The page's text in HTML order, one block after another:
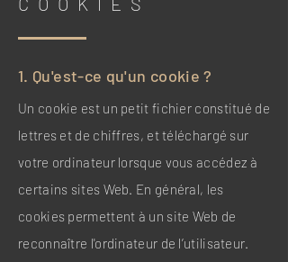
1. Qu'est-ce qu'un cookie ?
Un cookie est un petit fichier constitué de
lettres et de chiffres, et téléchargé sur
votre ordinateur lorsque vous accédez à
certains sites Web. En général, les
cookies permettent à un site Web de
reconnaître l'ordinateur de l’utilisateur.